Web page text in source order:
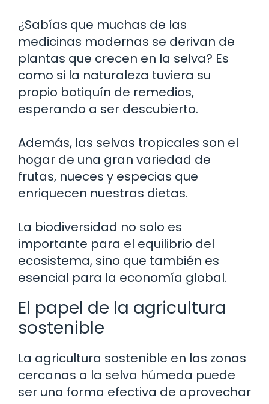
¿Sabías que muchas de las
medicinas modernas se derivan de
plantas que crecen en la selva? Es
como si la naturaleza tuviera su
propio botiquín de remedios,
esperando a ser descubierto.
Además, las selvas tropicales son el
hogar de una gran variedad de
frutas, nueces y especias que
enriquecen nuestras dietas.
La biodiversidad no solo es
importante para el equilibrio del
ecosistema, sino que también es
esencial para la economía global.
El papel de la agricultura
sostenible
La agricultura sostenible en las zonas
cercanas a la selva húmeda puede
ser una forma efectiva de aprovechar